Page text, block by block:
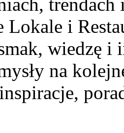
Lokale i
wiedzę
na